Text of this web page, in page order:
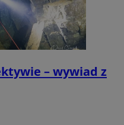
– wywiad z